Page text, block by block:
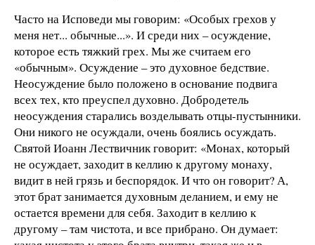
Часто на Исповеди мы говорим: «Особых грехов у
меня нет... обычные...». И среди них – осуждение,
которое есть тяжкий грех. Мы же считаем его
«обычным». Осуждение – это духовное бедствие.
Неосуждение было положено в основание подвига
всех тех, кто преуспел духовно. Добродетель
неосуждения старались возделывать отцы-пустынники.
Они никого не осуждали, очень боялись осуждать.
Святой Иоанн Лествичник говорит: «Монах, который
не осуждает, заходит в келлию к другому монаху,
видит в ней грязь и беспорядок. И что он говорит? А,
этот брат занимается духовным деланием, и ему не
остается времени для себя. Заходит в келлию к
другому – там чистота, и все прибрано. Он думает: